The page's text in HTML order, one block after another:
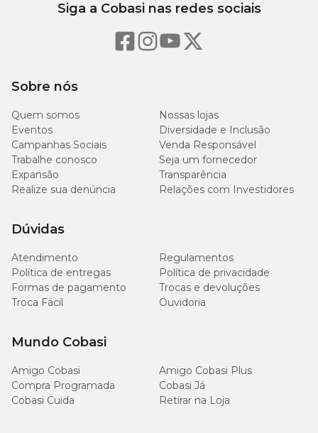
Frontline Topspot para cães entre 10 kg e 20kg
de validade de até 24 meses após a data de fabricação que consta
na embalagem. Não se esqueça de armazenar o produto em local
medicado?
Antes de aplicar Frontline em seu pet, consulte um médico-
veterinário de confiança sobre possíveis implicações do uso do
antipulgas e carrapatos juntos ou outro medicamento para
cachorro.
Qual a idade mínima para aplicar Frontline?
A partir de 8 semanas seu pet já está pronto para aproveitar de
todos os benefícios do uso de
Frontline para cães de 10kg até
estimação das pulgas e carrapatos nas primeiras 48h após a
aplicação do medicamento.
Sobre nós
Quem somos
Nossas lojas
Eventos
Diversidade e Inclusão
Campanhas Sociais
Venda Responsável
Trabalhe conosco
Seja um fornecedor
Expansão
Transparência
Realize sua denúncia
Relações com Investidores
Dúvidas
Atendimento
Regulamentos
Política de entregas
Política de privacidade
Formas de pagamento
Trocas e devoluções
Troca Fácil
Ouvidoria
Mundo Cobasi
Amigo Cobasi
Amigo Cobasi Plus
Compra Programada
Cobasi Já
Cobasi Cuida
Retirar na Loja
Siga a Cobasi nas redes sociais